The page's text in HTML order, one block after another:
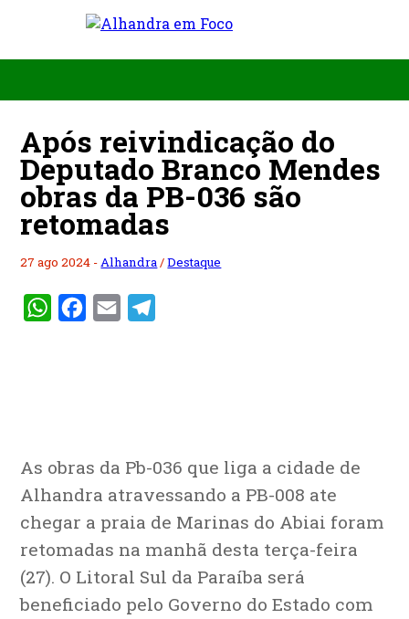
Após reivindicação do
Deputado Branco Mendes
obras da PB-036 são
retomadas
27 ago 2024 -Alhandra/Destaque
WhatsAppFacebook
Email
As obras da Pb-036 que liga a cidade de
Alhandra atravessando a PB-008 ate
chegar a praia de Marinas do Abiai foram
retomadas na manhã desta terça-feira
(27). O Litoral Sul da Paraíba será
beneficiado pelo Governo do Estado com